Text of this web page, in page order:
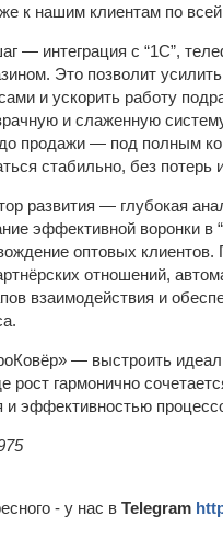
к нашим клиентам по
— интеграция с “1С”,
Это позволит
и ускорить работу
и слаженную
продажи — под полным
стабильно, без потерь
развития — глубокая
эффективной воронки в
оптовых клиентов.
отношений,
взаимодействия и
— выстроить
рост гармонично
и эффективностью
- у нас в Telegram